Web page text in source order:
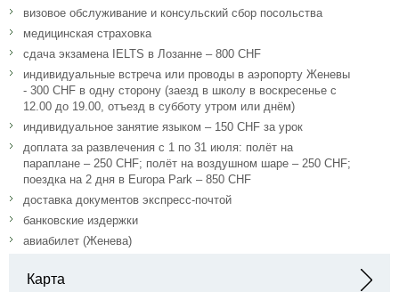
визовое обслуживание и консульский сбор посольства
медицинская страховка
сдача экзамена IELTS в Лозанне – 800 CHF
индивидуальные встреча или проводы в аэропорту Женевы
- 300 CHF в одну сторону (заезд в школу в воскресенье с
12.00 до 19.00, отъезд в субботу утром или днём)
индивидуальное занятие языком – 150 CHF за урок
доплата за развлечения с 1 по 31 июля: полёт на
параплане – 250 CHF; полёт на воздушном шаре – 250 CHF;
поездка на 2 дня в Europa Park – 850 CHF
доставка документов экспресс-почтой
банковские издержки
авиабилет (Женева)
Карта